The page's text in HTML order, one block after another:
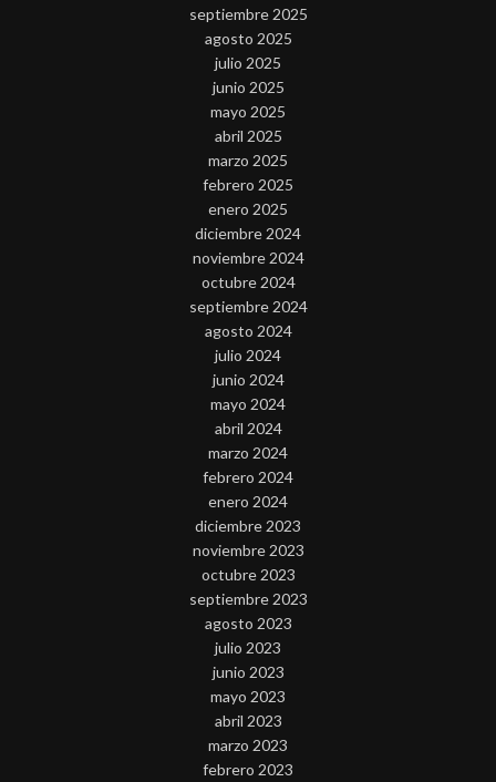
septiembre 2025
agosto 2025
julio 2025
junio 2025
mayo 2025
abril 2025
marzo 2025
febrero 2025
enero 2025
diciembre 2024
noviembre 2024
octubre 2024
septiembre 2024
agosto 2024
julio 2024
junio 2024
mayo 2024
abril 2024
marzo 2024
febrero 2024
enero 2024
diciembre 2023
noviembre 2023
octubre 2023
septiembre 2023
agosto 2023
julio 2023
junio 2023
mayo 2023
abril 2023
marzo 2023
febrero 2023